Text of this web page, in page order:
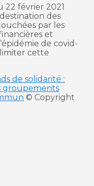
22 février 2021
des
par les
et
de covid-
cette
de solidarité :
groupements
© Copyright